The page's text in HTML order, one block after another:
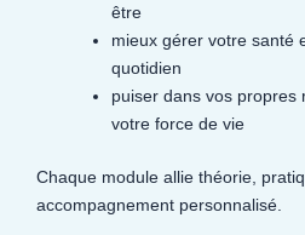
être
mieux gérer votre santé
quotidien
puiser dans vos propres
votre force de vie
Chaque module allie théorie,
accompagnement personnalisé.